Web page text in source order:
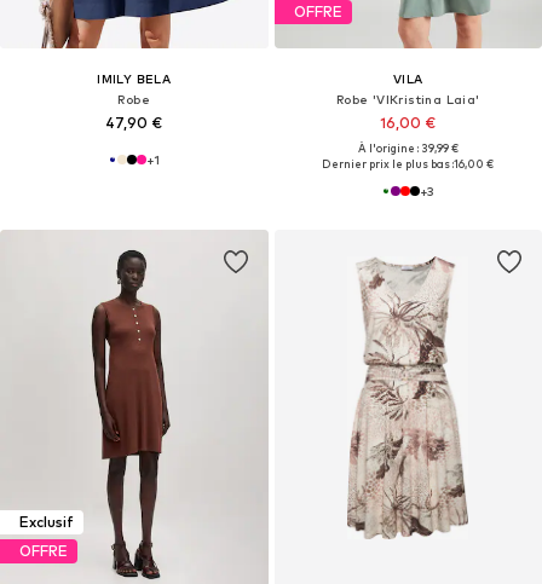
IMILY BELA
Robe
47,90 €
+1
OFFRE
VILA
Robe 'VIKristina Laia'
16,00 €
À l'origine : 39,99 €
Dernier prix le plus bas :16,00 €
+3
Exclusif
OFFRE